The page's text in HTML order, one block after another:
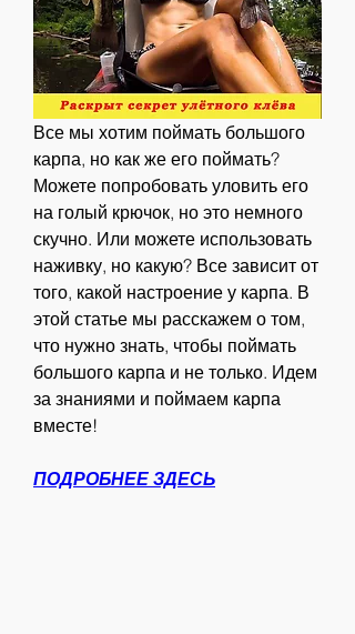
Все мы хотим поймать большого
карпа, но как же его поймать?
Можете попробовать уловить его
на голый крючок, но это немного
скучно. Или можете использовать
наживку, но какую? Все зависит от
того, какой настроение у карпа. В
этой статье мы расскажем о том,
что нужно знать, чтобы поймать
большого карпа и не только. Идем
за знаниями и поймаем карпа
вместе!
ПОДРОБНЕЕ ЗДЕСЬ